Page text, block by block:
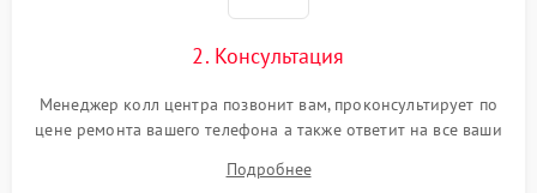
2. Консультация
Менеджер колл центра позвонит вам, проконсультирует по
цене ремонта вашего телефона а также ответит на все ваши
Подробнее